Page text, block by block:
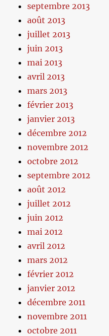
septembre 2013
août 2013
juillet 2013
juin 2013
mai 2013
avril 2013
mars 2013
février 2013
janvier 2013
décembre 2012
novembre 2012
octobre 2012
septembre 2012
août 2012
juillet 2012
juin 2012
mai 2012
avril 2012
mars 2012
février 2012
janvier 2012
décembre 2011
novembre 2011
octobre 2011